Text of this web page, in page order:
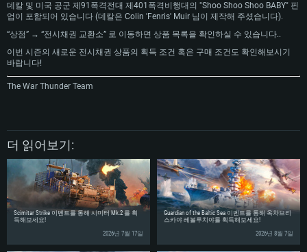
프로세서: 2.2 GHz 듀얼코어 이상
GeForce GT 660. 최소 사양 해상도: 720p
네트워크: 브로드밴드 인터넷
여유 저장 공간: 22.1 GB (최소 클라이언트)
운영체제: Windows 10/11 (64 bit)
프로세서: Intel Core i5 또는 Ryzen 5 3600 이상
메모리: 16 GB 이상
그래픽 카드: DirectX 11 이상을 지원하는 Nvidia GeForce 1060, 또는 AMD RX
570 혹은 그 이상
네트워크: 브로드밴드 인터넷
여유 저장 공간: 62.2 GB (전체 클라이언트)
프로세서: 최소 2.2 GHz의 Core i5 (Intel Xeon 은 지원하지 않습니다)
능을 가지는 Mac 버전의 AMD/Nvidia. 최소 해상도: 720p
네트워크: 브로드밴드 인터넷
여유 저장 공간: 22.1 GB (최소 클라이언트)
운영체제: Mac OS Big Sur 11.0
프로세서: Core i7 (Intel Xeon 은 지원하지 않습니다)
메모리: 8 GB
그래픽 카드: Metal을 지원하는 Radeon Vega II 이상
네트워크: 브로드밴드 인터넷
여유 저장 공간: 62.2 GB (전체 클라이언트)
프로세서: 2.4 GHz 듀얼코어
660 (6개월 미만) 혹은 그와 동급의 성능을 가지며 최신 그래픽 드라이버를 지
원하는 AMD (6개월 미만; 최소사양 지원 해상도 720p)
네트워크: 브로드밴드 인터넷
권장 사양
운영체제: Ubuntu 20.04 64bit
프로세서: Intel Core i7
메모리: 16 GB
그래픽 카드: Vulkan 을 지원하고, 최신 그래픽 드라이버를 지원하는 NVIDIA
1060 (6개월 미만) 혹은 그와 동급의 성능을 가지며 최신 그래픽 드라이버를
네트워크: 브로드밴드 인터넷
데칼 및 미국 공군 제91폭격전대 제401폭격비행대의 "Shoo Shoo Shoo BABY" 핀
업이 포함되어 있습니다 (데칼은 Colin 'Fenris' Muir 님이 제작해 주셨습니다).
“상점” → “전시채권 교환소” 로 이동하면 상품 목록을 확인하실 수 있습니다..
이번 시즌의 새로운 전시채권 상품의 획득 조건 혹은 구매 조건도 확인해보시기
바랍니다!
The War Thunder Team
더 읽어보기:
Scimitar Strike 이벤트를 통해 시미터 Mk.2 를 획
득해보세요!
2026년 7월 17일
Guardian of the Baltic Sea 이벤트를 통해 옥차브리
스카야 레볼루치야를 획득해보세요!
2026년 8월 7일